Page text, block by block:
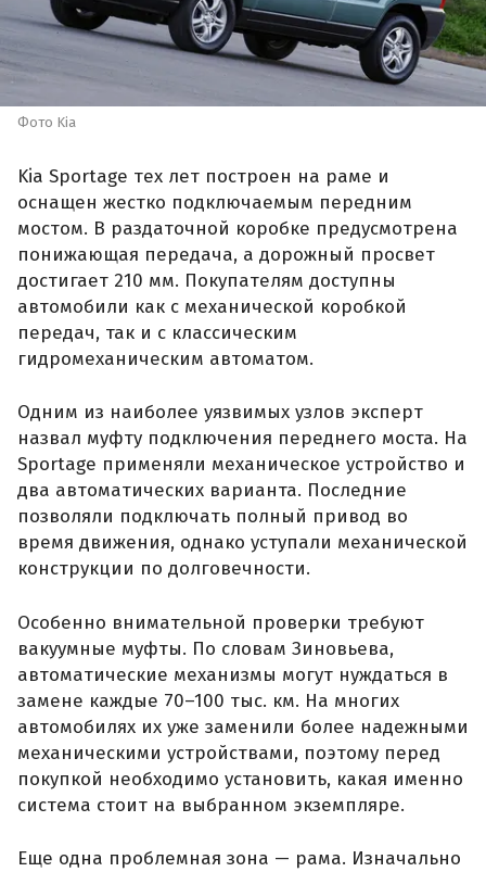
Фото Kia
Kia Sportage тех лет построен на раме и
оснащен жестко подключаемым передним
мостом. В раздаточной коробке предусмотрена
понижающая передача, а дорожный просвет
достигает 210 мм. Покупателям доступны
автомобили как с механической коробкой
передач, так и с классическим
гидромеханическим автоматом.
Одним из наиболее уязвимых узлов эксперт
назвал муфту подключения переднего моста. На
Sportage применяли механическое устройство и
два автоматических варианта. Последние
позволяли подключать полный привод во
время движения, однако уступали механической
конструкции по долговечности.
Особенно внимательной проверки требуют
вакуумные муфты. По словам Зиновьева,
автоматические механизмы могут нуждаться в
замене каждые 70–100 тыс. км. На многих
автомобилях их уже заменили более надежными
механическими устройствами, поэтому перед
покупкой необходимо установить, какая именно
система стоит на выбранном экземпляре.
Еще одна проблемная зона — рама. Изначально